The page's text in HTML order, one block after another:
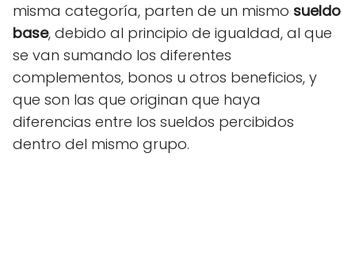
misma categoría, parten de un mismo sueldo
base, debido al principio de igualdad, al que
se van sumando los diferentes
complementos, bonos u otros beneficios, y
que son las que originan que haya
diferencias entre los sueldos percibidos
dentro del mismo grupo.